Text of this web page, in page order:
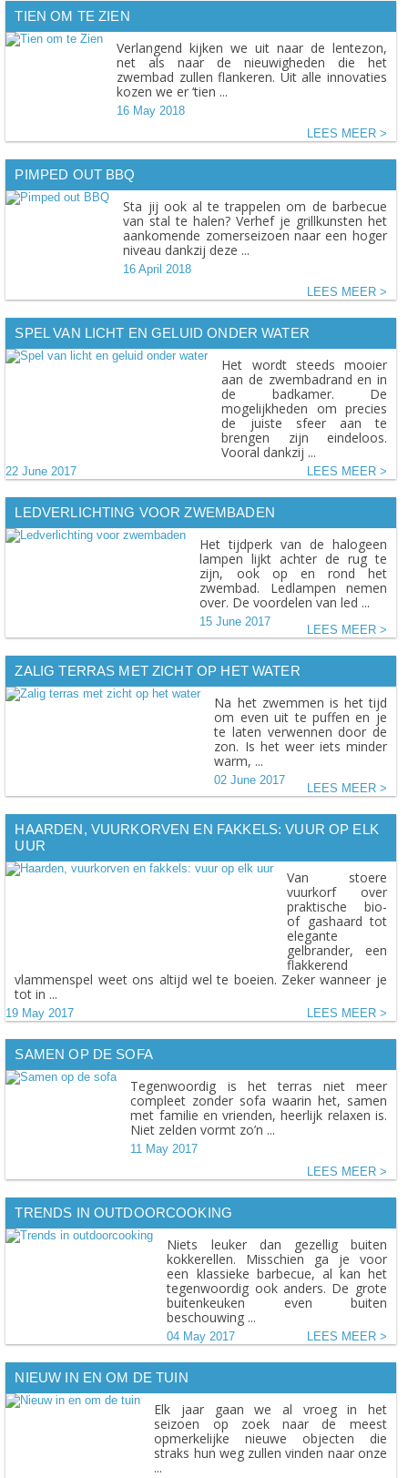
TIEN OM TE ZIEN
Verlangend kijken we uit naar de lentezon,
net als naar de nieuwigheden die het
zwembad zullen flankeren. Uit alle innovaties
kozen we er ‘tien ...
16 May 2018
LEES MEER
PIMPED OUT BBQ
Sta jij ook al te trappelen om de barbecue
van stal te halen? Verhef je grillkunsten het
aankomende zomerseizoen naar een hoger
niveau dankzij deze ...
16 April 2018
LEES MEER
SPEL VAN LICHT EN GELUID ONDER WATER
Het wordt steeds mooier
aan de zwembadrand en in
de badkamer. De
mogelijkheden om precies
de juiste sfeer aan te
brengen zijn eindeloos.
Vooral dankzij ...
22 June 2017 LEES MEER
LEDVERLICHTING VOOR ZWEMBADEN
Het tijdperk van de halogeen
lampen lijkt achter de rug te
zijn, ook op en rond het
zwembad. Ledlampen nemen
over. De voordelen van led ...
15 June 2017
LEES MEER
ZALIG TERRAS MET ZICHT OP HET WATER
Na het zwemmen is het tijd
om even uit te puffen en je
te laten verwennen door de
zon. Is het weer iets minder
warm, ...
02 June 2017
LEES MEER
HAARDEN, VUURKORVEN EN FAKKELS: VUUR OP ELK
UUR
Van stoere
vuurkorf over
praktische bio-
of gashaard tot
elegante
gelbrander, een
flakkerend
vlammenspel weet ons altijd wel te boeien. Zeker wanneer je
tot in ...
19 May 2017 LEES MEER
SAMEN OP DE SOFA
Tegenwoordig is het terras niet meer
compleet zonder sofa waarin het, samen
met familie en vrienden, heerlijk relaxen is.
Niet zelden vormt zo’n ...
11 May 2017
LEES MEER
TRENDS IN OUTDOORCOOKING
Niets leuker dan gezellig buiten
kokkerellen. Misschien ga je voor
een klassieke barbecue, al kan het
tegenwoordig ook anders. De grote
buitenkeuken even buiten
beschouwing ...
04 May 2017 LEES MEER
NIEUW IN EN OM DE TUIN
Elk jaar gaan we al vroeg in het
seizoen op zoek naar de meest
opmerkelijke nieuwe objecten die
straks hun weg zullen vinden naar onze
...